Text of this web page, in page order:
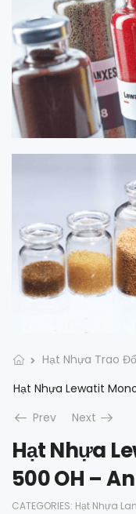
Hạt Nhựa Trao
Hạt Nhựa Lewatit
Prev
Next
Hạt Nhựa
500 OH –
CATEGORIES: Hạt Nhựa